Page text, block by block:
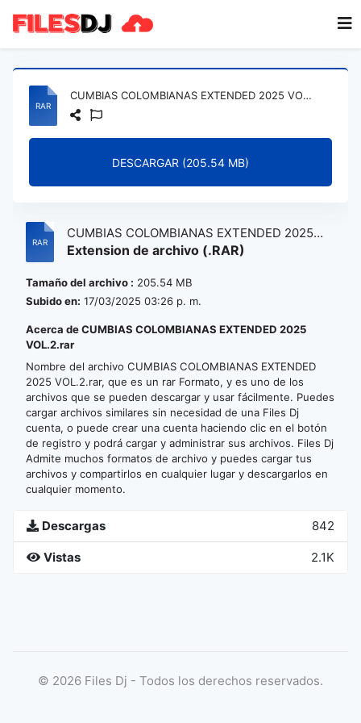
CUMBIAS COLOMBIANAS EXTENDED 2025 VOL.2.rar
DESCARGAR (205.54 MB)
CUMBIAS COLOMBIANAS EXTENDED 2025
VOL.2.rar
Extension de archivo (.RAR)
Tamaño del archivo : 205.54 MB
Subido en: 17/03/2025 03:26 p. m.
Acerca de CUMBIAS COLOMBIANAS EXTENDED 2025
VOL.2.rar
Nombre del archivo CUMBIAS COLOMBIANAS EXTENDED
2025 VOL.2.rar, que es un rar Formato, y es uno de los
archivos que se pueden descargar y usar fácilmente. Puedes
cargar archivos similares sin necesidad de una Files Dj
cuenta, o puede crear una cuenta haciendo clic en el botón
de registro y podrá cargar y administrar sus archivos. Files Dj
Admite muchos formatos de archivo y puedes cargar tus
archivos y compartirlos en cualquier lugar y descargarlos en
cualquier momento.
Descargas 842
Vistas 2.1K
© 2026 Files Dj - Todos los derechos reservados.